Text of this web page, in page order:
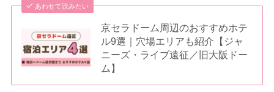
あわせて読みたい
京セラドーム周辺のおすすめホテ
ル9選｜穴場エリアも紹介【ジャ
ニーズ・ライブ遠征／旧大阪ドー
ム】